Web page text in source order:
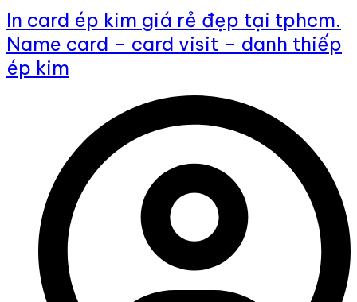
In card ép kim giá rẻ đẹp tại tphcm.
Name card – card visit – danh thiếp
ép kim